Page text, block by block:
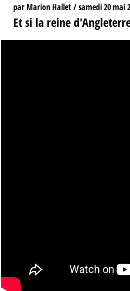
par Marion Hallet /samedi 20 mai
Et si la reine